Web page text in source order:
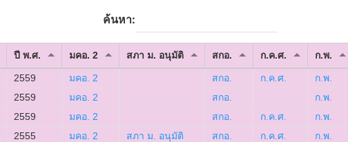
ค้นหา:
ปี พ.ศ. มคอ. 2 สภา ม. อนุมัติ สกอ. ก.ค.ศ. ก.พ.
2559 มคอ. 2 สกอ. ก.ค.ศ.
ก.พ.
2559 มคอ. 2 สกอ.
ก.พ.
2559 มคอ. 2 สกอ. ก.ค.ศ.
ก.พ.
2555 มคอ. 2 สภา ม. อนุมัติ สกอ. ก.ค.ศ.
ก.พ.